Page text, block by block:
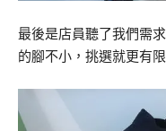
最後是店員聽了我們需
的腳不小，挑選就更有限